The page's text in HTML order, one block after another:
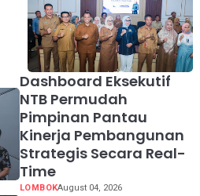
Dashboard Eksekutif
NTB Permudah
Pimpinan Pantau
Kinerja Pembangunan
Strategis Secara Real-
Time
LOMBOKAugust 04, 2026